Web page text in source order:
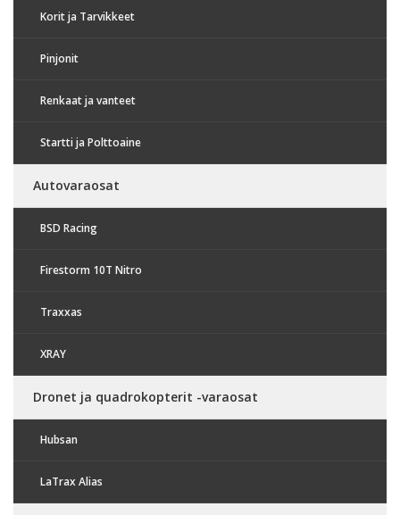
Korit ja Tarvikkeet
Pinjonit
Renkaat ja vanteet
Startti ja Polttoaine
Autovaraosat
BSD Racing
Firestorm 10T Nitro
Traxxas
XRAY
Dronet ja quadrokopterit -varaosat
Hubsan
LaTrax Alias